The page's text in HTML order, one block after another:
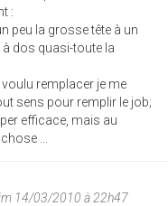
:
peu la grosse tête à un
dos quasi-toute la
remplacer je me
sens pour remplir le job;
efficace, mais au
...
14/03/2010 à 22h47